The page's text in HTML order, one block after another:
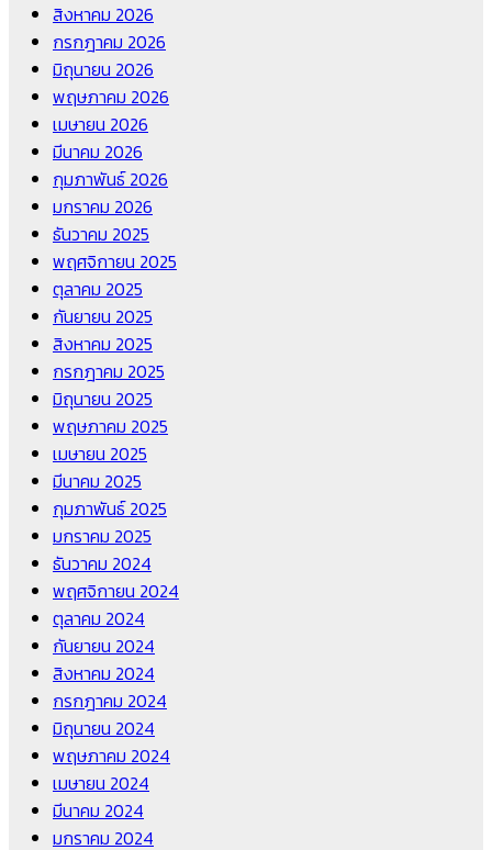
สิงหาคม 2026
กรกฎาคม 2026
มิถุนายน 2026
พฤษภาคม 2026
เมษายน 2026
มีนาคม 2026
กุมภาพันธ์ 2026
มกราคม 2026
ธันวาคม 2025
พฤศจิกายน 2025
ตุลาคม 2025
กันยายน 2025
สิงหาคม 2025
กรกฎาคม 2025
มิถุนายน 2025
พฤษภาคม 2025
เมษายน 2025
มีนาคม 2025
กุมภาพันธ์ 2025
มกราคม 2025
ธันวาคม 2024
พฤศจิกายน 2024
ตุลาคม 2024
กันยายน 2024
สิงหาคม 2024
กรกฎาคม 2024
มิถุนายน 2024
พฤษภาคม 2024
เมษายน 2024
มีนาคม 2024
มกราคม 2024